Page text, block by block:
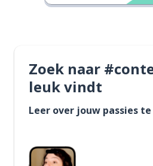
Zoek naar
leuk vindt
Leer over jouw passies